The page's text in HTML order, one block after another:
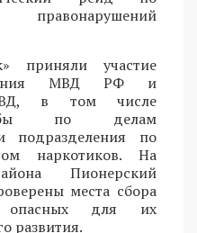
приняли участие
МВД РФ и
ОВД, в том числе
по делам
подразделения по
наркотиков. На
Пионерский
места сбора
опасных для их
развития.